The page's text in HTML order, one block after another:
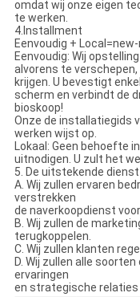
omdat wij onze eigen
te werken.
4.Installment
Eenvoudig +
Eenvoudig: Wij
alvorens te
krijgen. U bevestigt
scherm en verbindt de
bioskoop!
Onze de installatiegids
werken wijst op.
Lokaal: Geen behoefte
uitnodigen. U zult het
5. De uitstekende dienst
A. Wij zullen ervaren
verstrekken
de naverkoopdienst
B. Wij zullen de
terugkoppelen.
C. Wij zullen klanten
D. Wij zullen alle
ervaringen
en strategische